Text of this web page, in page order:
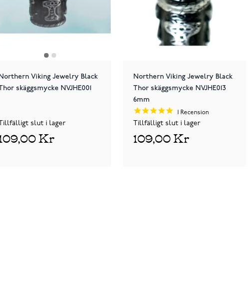
Viking Jewelry Black
skäggsmycke NVJHE001
Tillfälligt slut i lager
Kr
Northern Viking Jewelry Black
Thor skäggsmycke NVJHE013
6mm
Recension
Tillfälligt slut i lager
109,00 Kr